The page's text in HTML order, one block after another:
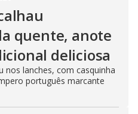
quente, anote
deliciosa
nos lanches, com casquinha
português marcante